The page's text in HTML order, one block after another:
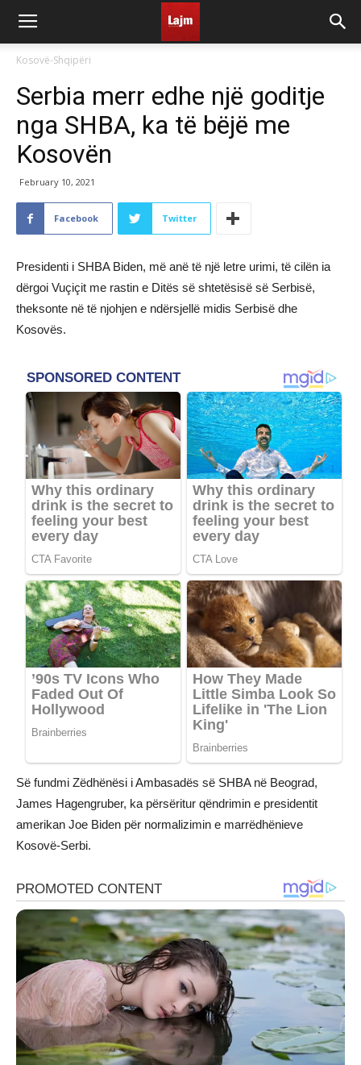
Kosovë-Shqipëri
Serbia merr edhe një goditje
nga SHBA, ka të bëjë me
Kosovën
February 10, 2021
Facebook Twitter
Presidenti i SHBA Biden, më anë të një letre urimi, të cilën ia
dërgoi Vuçiçit me rastin e Ditës së shtetësisë së Serbisë,
theksonte në të njohjen e ndërsjellë midis Serbisë dhe
Kosovës.
Së fundmi Zëdhënësi i Ambasadës së SHBA në Beograd,
James Hagengruber, ka përsëritur qëndrimin e presidentit
amerikan Joe Biden për normalizimin e marrëdhënieve
Kosovë-Serbi.